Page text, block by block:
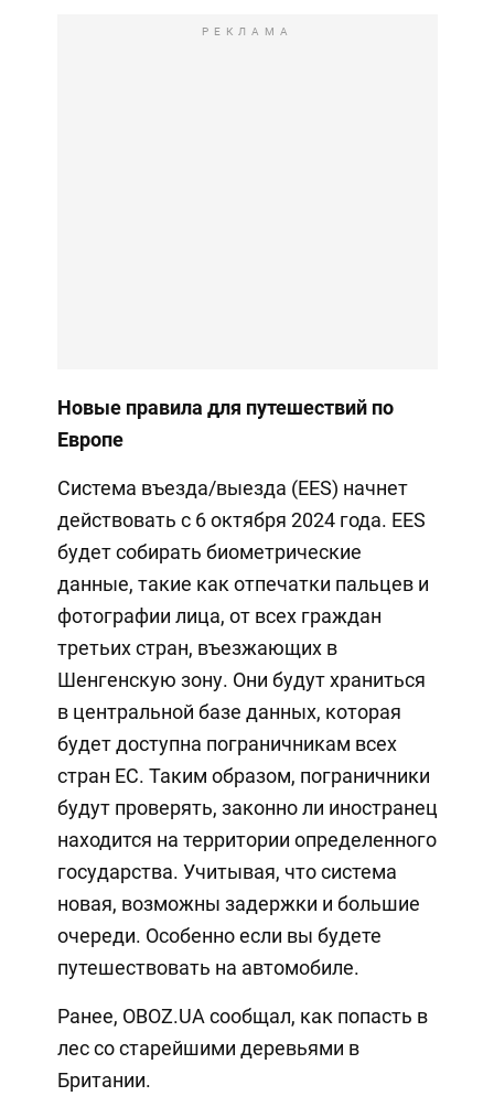
РЕКЛАМА
Новые правила для путешествий по
Европе
Система въезда/выезда (EES) начнет
действовать с 6 октября 2024 года. EES
будет собирать биометрические
данные, такие как отпечатки пальцев и
фотографии лица, от всех граждан
третьих стран, въезжающих в
Шенгенскую зону. Они будут храниться
в центральной базе данных, которая
будет доступна пограничникам всех
стран ЕС. Таким образом, пограничники
будут проверять, законно ли иностранец
находится на территории определенного
государства. Учитывая, что система
новая, возможны задержки и большие
очереди. Особенно если вы будете
путешествовать на автомобиле.
Ранее, OBOZ.UA сообщал, как попасть в
лес со старейшими деревьями в
Британии.